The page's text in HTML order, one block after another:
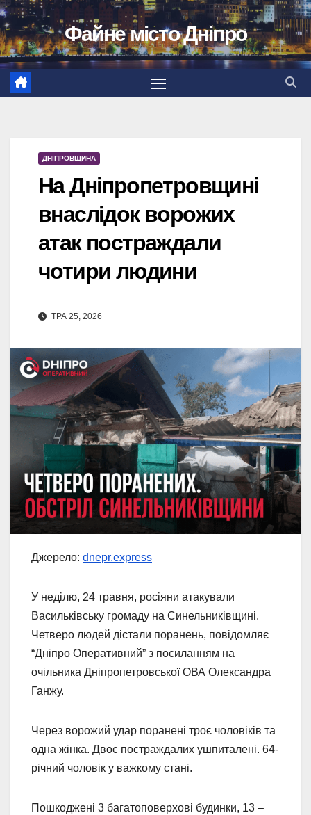
Перейти
до
вмісту
Файне місто Дніпро
ДНІПРОВЩИНА
На Дніпропетровщині
внаслідок ворожих
атак постраждали
чотири людини
ТРА 25, 2026
Джерело: dnepr.express
У неділю, 24 травня, росіяни атакували
Васильківську громаду на Синельниківщині.
Четверо людей дістали поранень, повідомляє
“Дніпро Оперативний” з посиланням на
очільника Дніпропетровської ОВА Олександра
Ганжу.
Через ворожий удар поранені троє чоловіків та
одна жінка. Двоє постраждалих ушпиталені. 64-
річний чоловік у важкому стані.
Пошкоджені 3 багатоповерхові будинки, 13 –